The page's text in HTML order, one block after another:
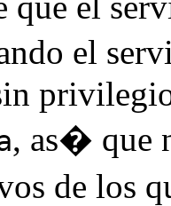
el
, as� que
de los